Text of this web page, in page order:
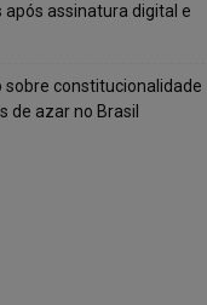
assinatura digital e
sobre constitucionalidade
de azar no Brasil